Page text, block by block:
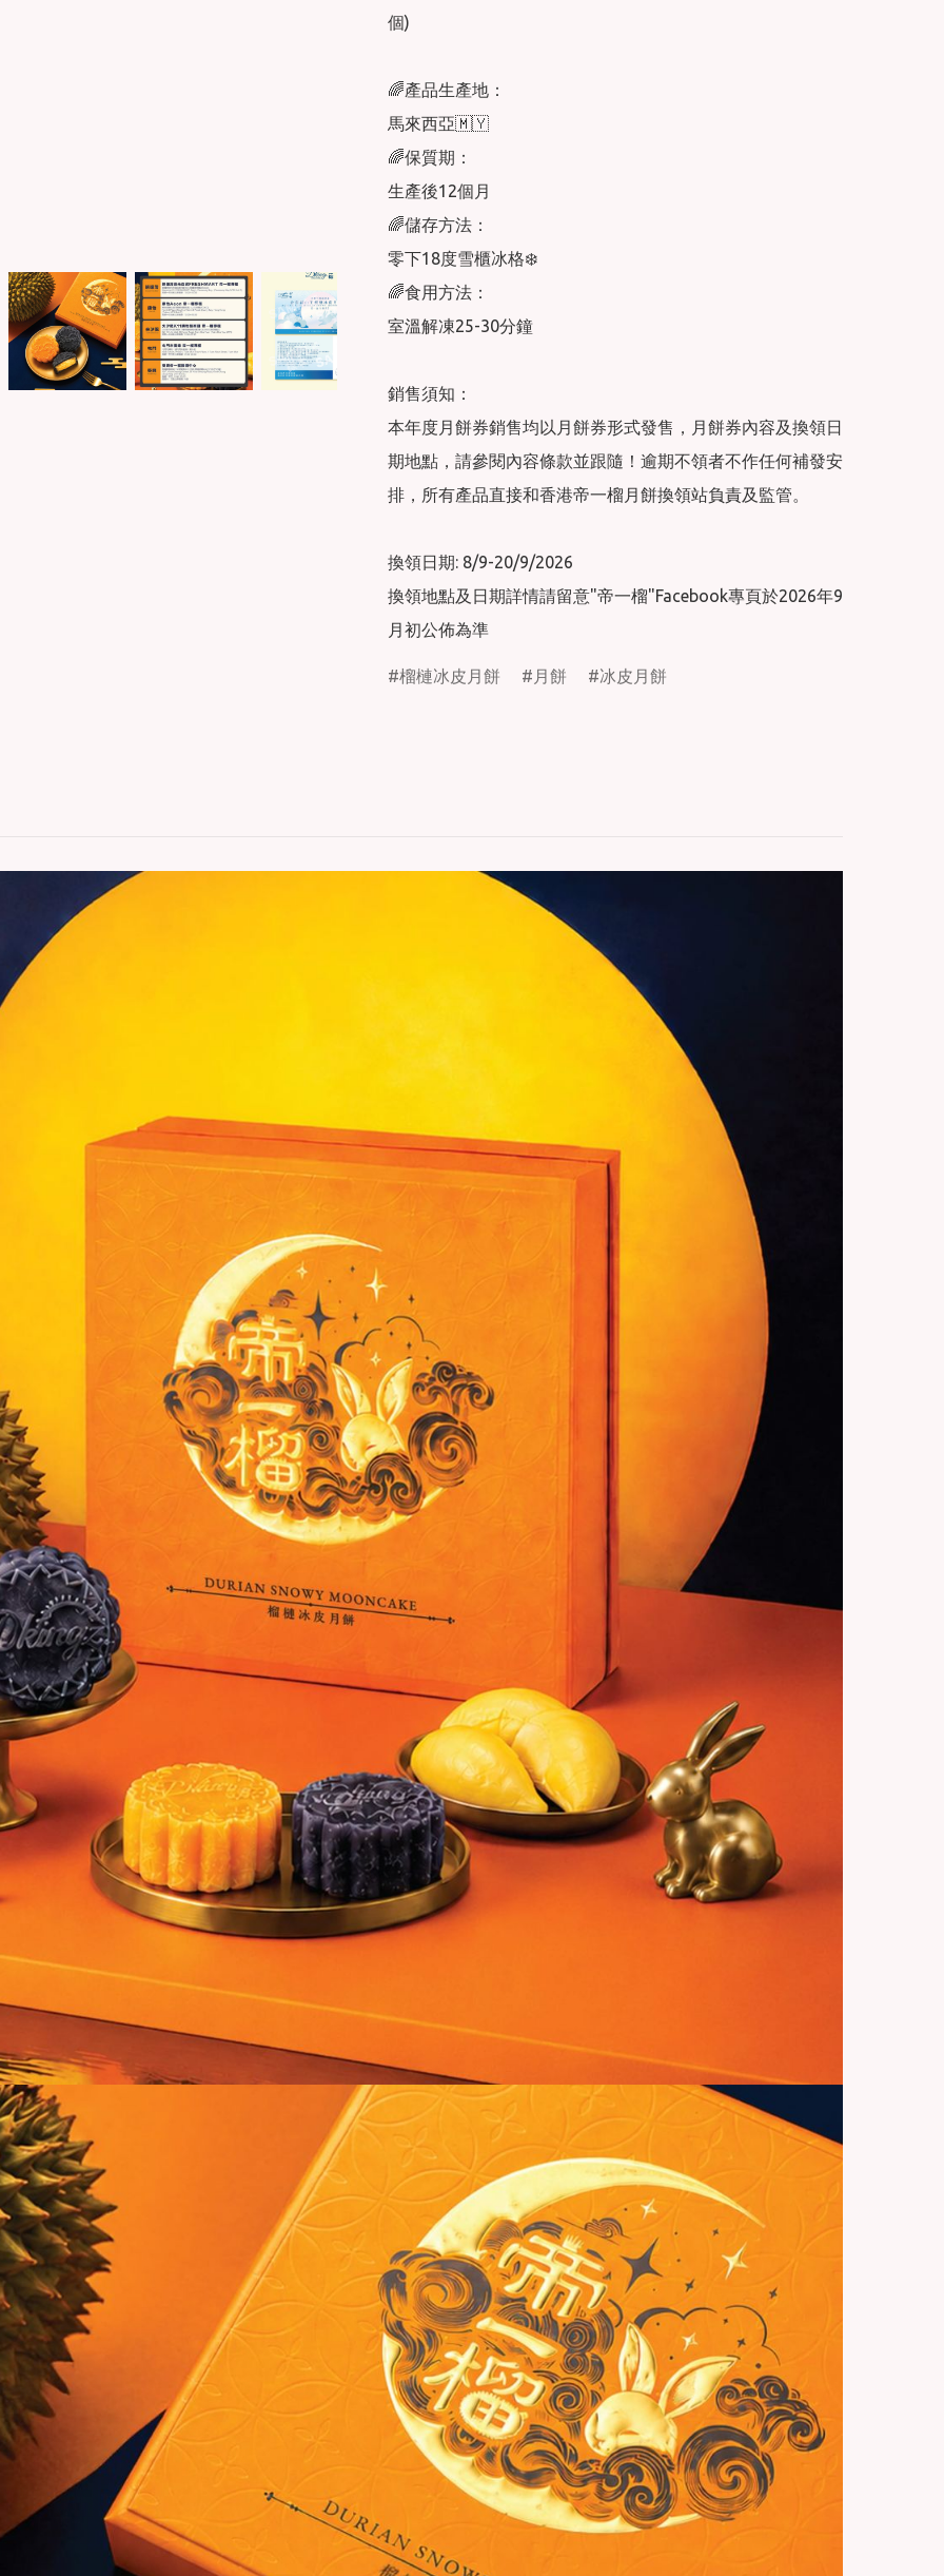
個)
🌈產品生產地：
馬來西亞🇲🇾
🌈保質期：
生產後12個月
🌈儲存方法：
零下18度雪櫃冰格❄️
🌈食用方法：
室溫解凍25-30分鐘
銷售須知：
本年度月餅券銷售均以月餅券形式發售，月餅券內容及換領日
期地點，請參閱內容條款並跟隨！逾期不領者不作任何補發安
排，所有產品直接和香港帝一榴月餅換領站負責及監管。
換領日期: 8/9-20/9/2026
換領地點及日期詳情請留意"帝一榴"Facebook專頁於2026年9
月初公佈為準
榴槤冰皮月餅 月餅 冰皮月餅